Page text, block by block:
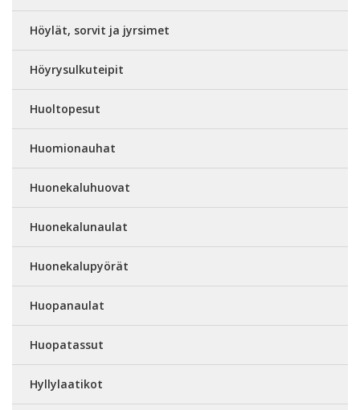
Höylät, sorvit ja jyrsimet
Höyrysulkuteipit
Huoltopesut
Huomionauhat
Huonekaluhuovat
Huonekalunaulat
Huonekalupyörät
Huopanaulat
Huopatassut
Hyllylaatikot